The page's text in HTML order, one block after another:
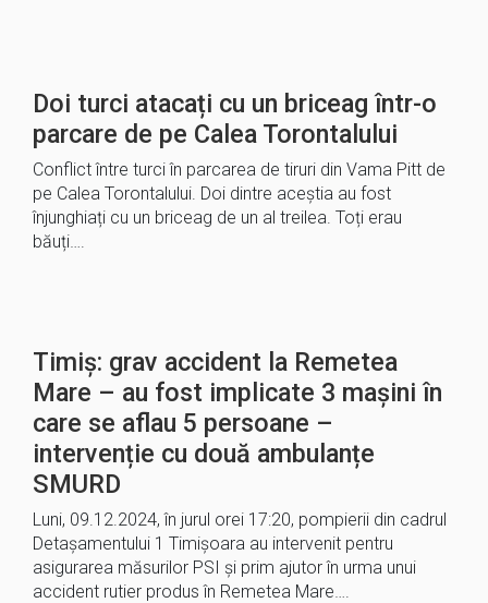
Doi turci atacați cu un briceag într-o
parcare de pe Calea Torontalului
Conflict între turci în parcarea de tiruri din Vama Pitt de
pe Calea Torontalului. Doi dintre aceștia au fost
înjunghiați cu un briceag de un al treilea. Toți erau
băuți….
Timiș: grav accident la Remetea
Mare – au fost implicate 3 mașini în
care se aflau 5 persoane –
intervenție cu două ambulanțe
SMURD
Luni, 09.12.2024, în jurul orei 17:20, pompierii din cadrul
Detașamentului 1 Timișoara au intervenit pentru
asigurarea măsurilor PSI și prim ajutor în urma unui
accident rutier produs în Remetea Mare….